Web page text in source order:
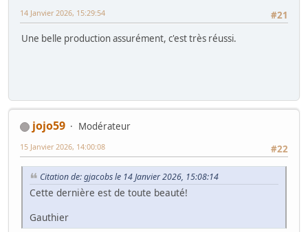
#21
14 Janvier 2026, 15:29:54
Une belle production assurément, c'est très réussi.
jojo59
Modérateur
#22
15 Janvier 2026, 14:00:08
Citation de: gjacobs le 14 Janvier 2026, 15:08:14
Cette dernière est de toute beauté!
Gauthier